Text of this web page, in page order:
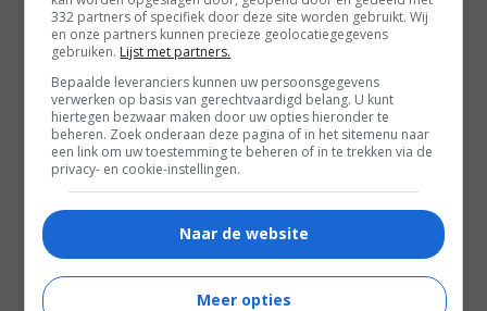
maakte. Met zijn nieuwe filmVoor de Meisjes
hij eindelijk terug.
Twee gezinnen raakten zo'n tien jaar geleden
bevriend toen dochters Madelon en Elise
speelmaatjes werden. Hoewel die eerste interactie
stroef verliep, ontstond gaandeweg een hechte
band. Uiteindelijk kochten de families zelfs samen
bergen, waar ze jaarlijks vakantie vieren. Hun
332 partners of specifiek door deze site worden gebruikt. Wij
en onze partners kunnen precieze geolocatiegegevens
gebruiken. Lijst met partners.
Bepaalde leveranciers kunnen uw persoonsgegevens
verwerken op basis van gerechtvaardigd belang. U kunt
hiertegen bezwaar maken door uw opties hieronder te
beheren. Zoek onderaan deze pagina of in het sitemenu naar
een link om uw toestemming te beheren of in te trekken via de
privacy- en cookie-instellingen.
Naar de website
Meer opties